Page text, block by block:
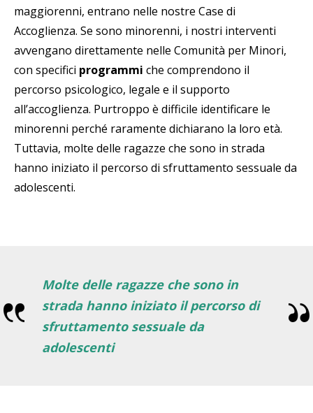
maggiorenni, entrano nelle nostre Case di
Accoglienza. Se sono minorenni, i nostri interventi
avvengano direttamente nelle Comunità per Minori,
con specifici programmi che comprendono il
percorso psicologico, legale e il supporto
all’accoglienza. Purtroppo è difficile identificare le
minorenni perché raramente dichiarano la loro età.
Tuttavia, molte delle ragazze che sono in strada
hanno iniziato il percorso di sfruttamento sessuale da
adolescenti.
Molte delle ragazze che sono in
strada hanno iniziato il percorso di
sfruttamento sessuale da
adolescenti